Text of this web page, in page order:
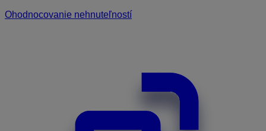
Ohodnocovanie nehnuteľností